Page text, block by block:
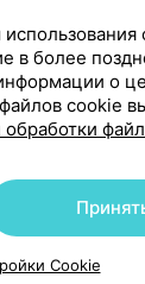
в более
о
cookie
Cookie